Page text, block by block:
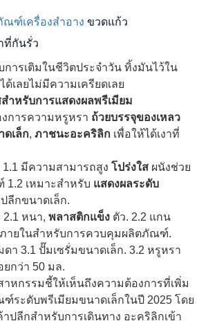
ณฑ์เครื่องสำอาง ขวดแก้ว
ที่กันรั่ว
การเติมในชีวิตประจำวัน ทิ้งมันไว้ใน
เลยไม่มีความเครียดเลย
ำหรับการแสดงผลพรีเมียม
การความหรูหรา ถ้วยบรรจุของเหลว
ดเล็ก, ภาชนะอะคริลิก เพื่อให้ได้เงาที่
มีความสามารถสูง โปร่งใส ผนังช่วย
เหมาะสำหรับ แสดงผลระดับ
ลีกขนาดเล็ก.
หนา, พลาสติกแข็ง ตัว. 2.2 แกน
ายในสำหรับการควบคุมผลิตภัณฑ์.
า 3.1 ปั๊มเซรั่มขนาดเล็ก. 3.2 หรูหรา
ยกว่า 50 มล.
าหกรรมชี้ให้เห็นถึงความต้องการที่เพิ่ม
ระดับพรีเมียมขนาดเล็กในปี 2025 โดย
ปลีกสำหรับการเดินทาง อะคริลิกเข้า